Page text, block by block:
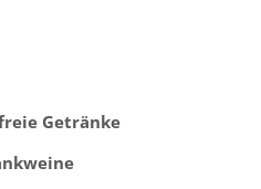
Getränke